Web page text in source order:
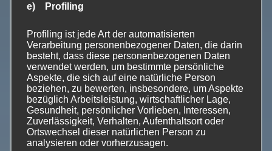
Gestaltung der Kulturlandschaft. Die überfällige
im neuen Landwirtschaftsgesetz beinhalten auch
Chancen insbesondere für Familienbetriebe und die
Entwicklung eines sanften Agrotourismus.Bei der
Förderungsschiene sind die anstehenden
Verhandlungen zur neuen gemeinschaftlichen
Agrarpolitik (GAP) mit zu bedenken. Die „erste Säule“
der Förderung (Grundförderung nach Flächengröße)
muss abgeschafft werden,weil sie einen Fremdkörper
e) Profiling
Profiling ist jede Art der automatisierten
Verarbeitung personenbezogener Daten, die darin
besteht, dass diese personenbezogenen Daten
verwendet werden, um bestimmte persönliche
Aspekte, die sich auf eine natürliche Person
beziehen, zu bewerten, insbesondere, um Aspekte
bezüglich Arbeitsleistung, wirtschaftlicher Lage,
Gesundheit, persönlicher Vorlieben, Interessen,
Zuverlässigkeit, Verhalten, Aufenthaltsort oder
Ortswechsel dieser natürlichen Person zu
analysieren oder vorherzusagen.